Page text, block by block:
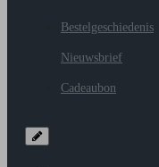
Bestelgeschiedenis
Nieuwsbrief
Cadeaubon